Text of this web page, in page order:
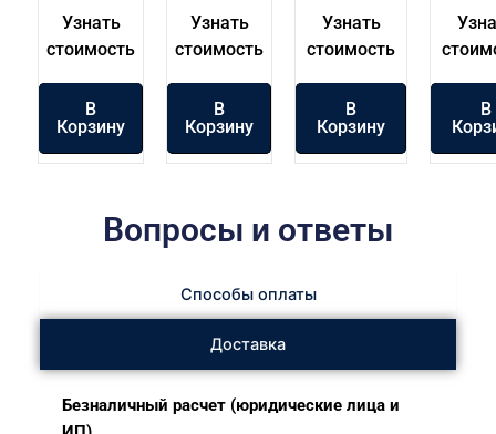
Узнать
стоимость
В
Корзину
Узнать
стоимость
В
Корзину
Узнать
стоимость
В
Корзину
В
Вопросы и ответы
Способы оплаты
Доставка
Безналичный расчет (юридические лица и